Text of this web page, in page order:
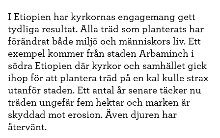
I Etiopien har kyrkornas engagemang gett
tydliga resultat. Alla träd som planterats har
förändrat både miljö och människors liv. Ett
exempel kommer från staden Arbaminch i
södra Etiopien där kyrkor och samhället gick
ihop för att plantera träd på en kal kulle strax
utanför staden. Ett antal år senare täcker nu
träden ungefär fem hektar och marken är
skyddad mot erosion. Även djuren har
återvänt.